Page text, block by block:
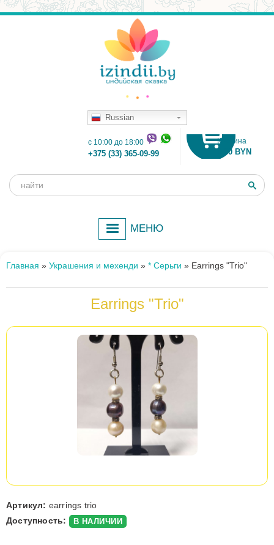
Russian
Корзина
0.00 BYN
c 10:00 до 18:00
+375 (33) 365-09-99
Форма
Поиск
МЕНЮ
Главная » Украшения и мехенди » * Серьги » Earrings "Trio"
Earrings "Trio"
Артикул: earrings trio
Доступность:
В НАЛИЧИИ